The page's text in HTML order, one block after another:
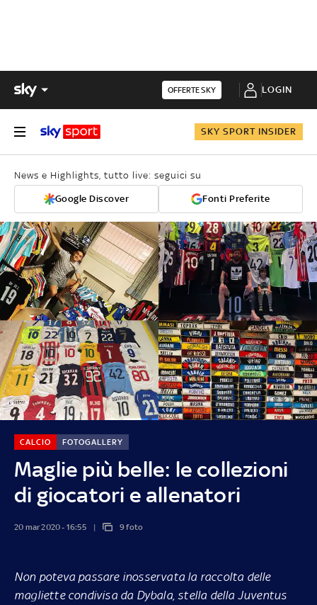
OFFERTE SKY LOGIN
SKY SPORT INSIDER
News e Highlights, tutto live: seguici su
Google Discover Fonti Preferite
Maglie più belle: le collezioni
di giocatori e allenatori
CALCIO FOTOGALLERY
20 mar 2020 - 16:55 9 foto
Non poteva passare inosservata la raccolta delle
magliette condivisa da Dybala, stella della Juventus